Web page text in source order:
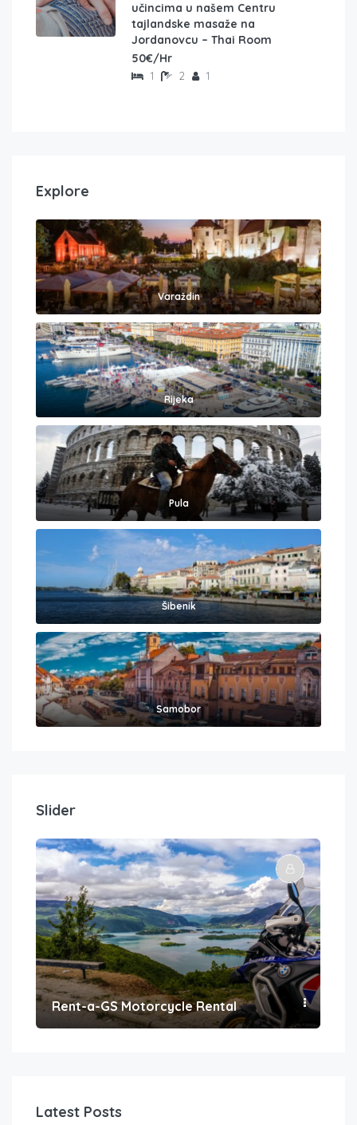
učincima u našem Centru
tajlandske masaže na
Jordanovcu – Thai Room
50€/Hr
1 2 1
Explore
Varaždin
Rijeka
Pula
Šibenik
Samobor
Slider
Rent-a-GS Motorcycle Rental
Latest Posts